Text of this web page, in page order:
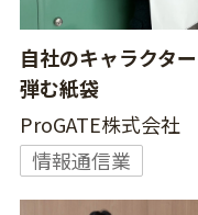
自社のキャラクタ
弾む紙袋
ProGATE株式会社
情報通信業